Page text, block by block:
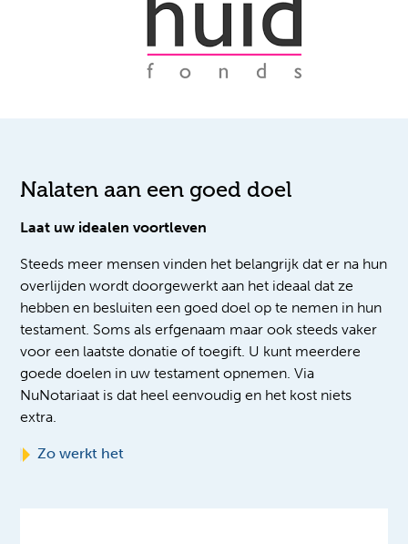
Nalaten aan een goed doel
Laat uw idealen voortleven
Steeds meer mensen vinden het belangrijk dat er na hun
overlijden wordt doorgewerkt aan het ideaal dat ze
hebben en besluiten een goed doel op te nemen in hun
testament. Soms als erfgenaam maar ook steeds vaker
voor een laatste donatie of toegift. U kunt meerdere
goede doelen in uw testament opnemen. Via
NuNotariaat is dat heel eenvoudig en het kost niets
extra.
Zo werkt het